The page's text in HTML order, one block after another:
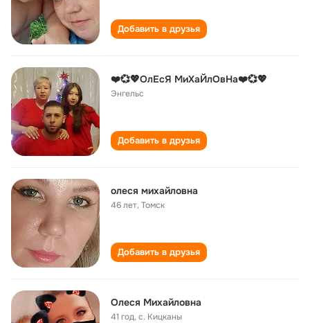
Добавить в друзья
❤️💞💖ОлЕсЯ МиХаЙлОвНа❤️💞💖
Энгельс
Добавить в друзья
олеся михайловна
46 лет,Томск
Добавить в друзья
Олеся Михайловна
41 год,с. Кицканы